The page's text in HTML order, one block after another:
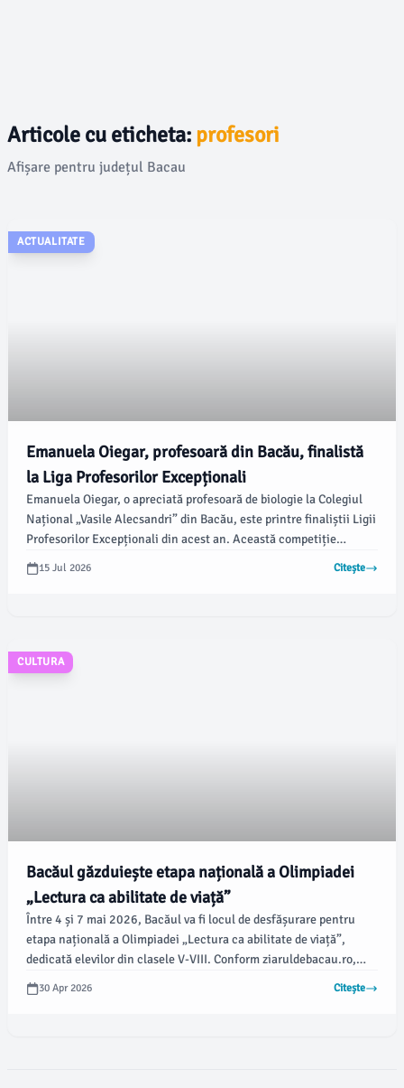
Articole cu eticheta: profesori
Afișare pentru județul Bacau
ACTUALITATE
Emanuela Oiegar, profesoară din Bacău, finalistă
la Liga Profesorilor Excepționali
Emanuela Oiegar, o apreciată profesoară de biologie la Colegiul
Național „Vasile Alecsandri” din Bacău, este printre finaliștii Ligii
Profesorilor Excepționali din acest an. Această competiție
premiată recunoaște dascălii care au avut rezultate notabile și un
impact semnificativ asupra comunității educaționale, conform
15 Jul 2026 Citește
CULTURA
Bacăul găzduiește etapa națională a Olimpiadei
„Lectura ca abilitate de viață”
Între 4 și 7 mai 2026, Bacăul va fi locul de desfășurare pentru
etapa națională a Olimpiadei „Lectura ca abilitate de viață”,
dedicată elevilor din clasele V-VIII. Conform ziaruldebacau.ro,
competiția face parte din calendarul oficial al olimpiadelor și
concursurilor școlare organizate de Ministerul Educației și
30 Apr 2026 Citește